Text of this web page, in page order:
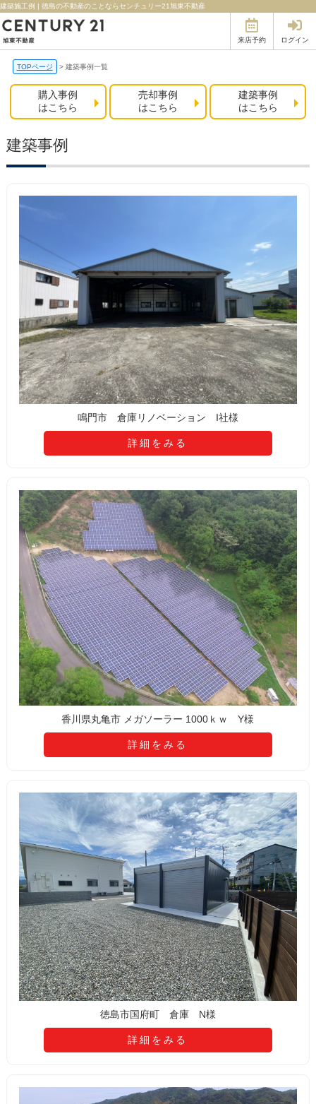
建築施工例 | 徳島の不動産のことならセンチュリー21旭東不動産
来店予約 ログイン
TOPページ > 建築事例一覧
購入事例
はこちら
売却事例
はこちら
建築事例
はこちら
建築事例
鳴門市 倉庫リノベーション I社様
詳細をみる
香川県丸亀市 メガソーラー 1000ｋｗ Y様
詳細をみる
徳島市国府町 倉庫 N様
詳細をみる